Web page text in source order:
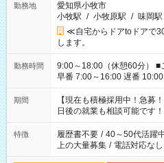
勤務地
愛知県小牧市
小牧駅 / 小牧原駅 / 味岡駅
≪自宅からドアtoドアで
します。
勤務時間
9:00～18:00（休憩60分） ■ご希望があれば下記シフトもOK！
早番 7:00～16:00 遅番 10:00～19:00 「家族と
い」 「余裕を持って夕飯の
たくない」 など、ご希望を教えて
の方へ 今ご覧のお仕事で希
の勤務時間。 合計で週40時
期間
【現在も積極採用中！急
日後の就業も相談可能です！
特徴 履歴書不要 / 40～50代活躍
上の大量募集 / 電話対応なし